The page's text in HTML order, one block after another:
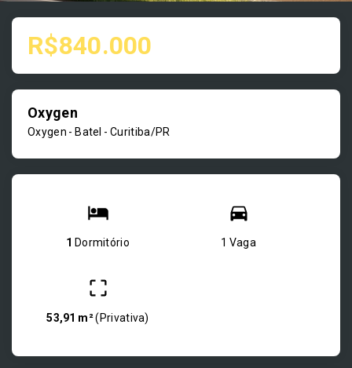
R$840.000
Oxygen
Oxygen - Batel - Curitiba/PR
1 Dormitório 1 Vaga
53,91 m²( Privativa)